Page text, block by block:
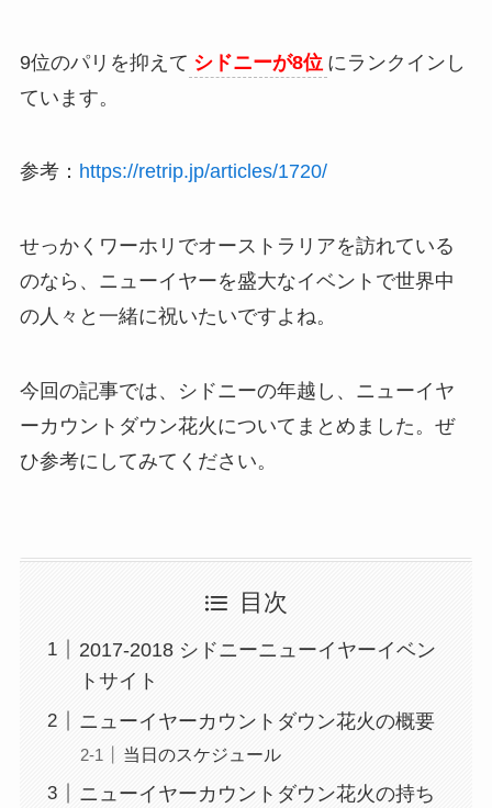
9位のパリを抑えて シドニーが8位 にランクインし
ています。
参考： https://retrip.jp/articles/1720/
せっかくワーホリでオーストラリアを訪れている
のなら、ニューイヤーを盛大なイベントで世界中
の人々と一緒に祝いたいですよね。
今回の記事では、
シドニーの年越し、ニューイヤ
ーカウントダウン花火についてまとめました。ぜ
ひ参考にしてみてください。
目次
2017-2018 シドニーニューイヤーイベン
トサイト
ニューイヤーカウントダウン花火の概要
当日のスケジュール
ニューイヤーカウントダウン花火の持ち